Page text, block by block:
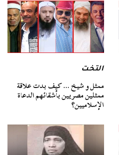
التخت
ممثل و شيخ … كيف بدت علاقة
ممثلين مصريين بأشقائهم الدعاة
الإسلاميين؟